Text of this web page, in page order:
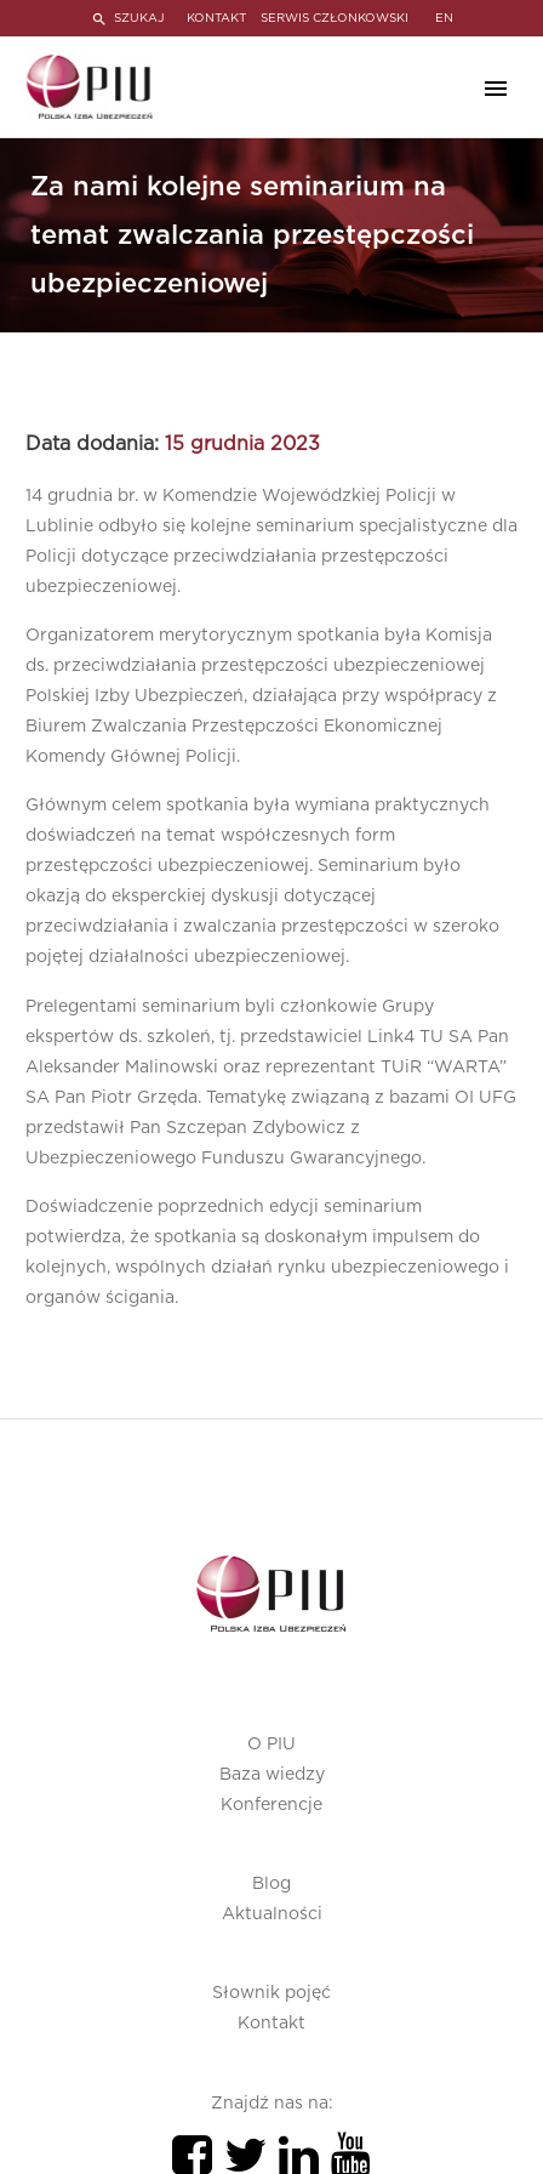
SZUKAJ KONTAKT SERWIS CZŁONKOWSKI EN
Za nami kolejne seminarium na
temat zwalczania przestępczości
ubezpieczeniowej
Data dodania: 15 grudnia 2023
14 grudnia br. w Komendzie Wojewódzkiej Policji w
Lublinie odbyło się kolejne seminarium specjalistyczne dla
Policji dotyczące przeciwdziałania przestępczości
ubezpieczeniowej.
Organizatorem merytorycznym spotkania była Komisja
ds. przeciwdziałania przestępczości ubezpieczeniowej
Polskiej Izby Ubezpieczeń, działająca przy współpracy z
Biurem Zwalczania Przestępczości Ekonomicznej
Komendy Głównej Policji.
Głównym celem spotkania była wymiana praktycznych
doświadczeń na temat współczesnych form
przestępczości ubezpieczeniowej. Seminarium było
okazją do eksperckiej dyskusji dotyczącej
przeciwdziałania i zwalczania przestępczości w szeroko
pojętej działalności ubezpieczeniowej.
Prelegentami seminarium byli członkowie Grupy
ekspertów ds. szkoleń, tj. przedstawiciel Link4 TU SA Pan
Aleksander Malinowski oraz reprezentant TUiR “WARTA”
SA Pan Piotr Grzęda. Tematykę związaną z bazami OI UFG
przedstawił Pan Szczepan Zdybowicz z
Ubezpieczeniowego Funduszu Gwarancyjnego.
Doświadczenie poprzednich edycji seminarium
potwierdza, że spotkania są doskonałym impulsem do
kolejnych, wspólnych działań rynku ubezpieczeniowego i
organów ścigania.
O PIU
Baza wiedzy
Konferencje
Blog
Aktualności
Słownik pojęć
Kontakt
Znajdź nas na: